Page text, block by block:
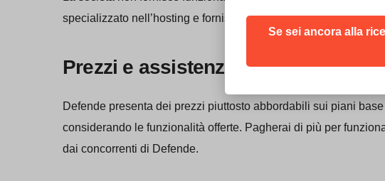
specializzato nell’hosting e fornisce anche servizi di design e
Prezzi e assistenza
Defende presenta dei prezzi piuttosto abbordabili sui piani
considerando le funzionalità offerte. Pagherai di più per
dai concorrenti di Defende.
Se sei ancora alla